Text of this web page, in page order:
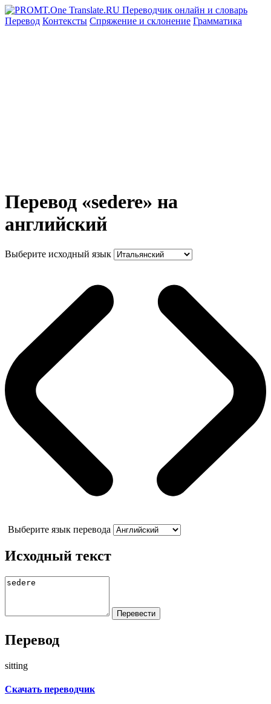
Перевод Контексты Спряжение и склонение Грамматика
Перевод «sedere» на
английский
Выберите исходный язык
Выберите язык перевода
Исходный текст
Перевод
sitting
Скачать переводчик